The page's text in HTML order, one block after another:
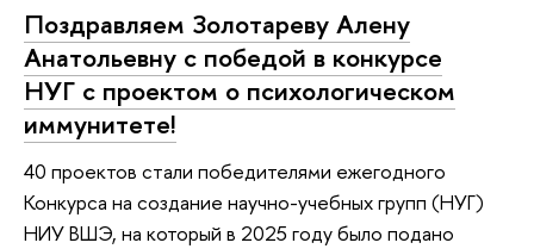
Поздравляем Золотареву Алену
Анатольевну с победой в конкурсе
НУГ с проектом о психологическом
иммунитете!
40 проектов стали победителями ежегодного
Конкурса на создание научно-учебных групп (НУГ)
НИУ ВШЭ, на который в 2025 году было подано